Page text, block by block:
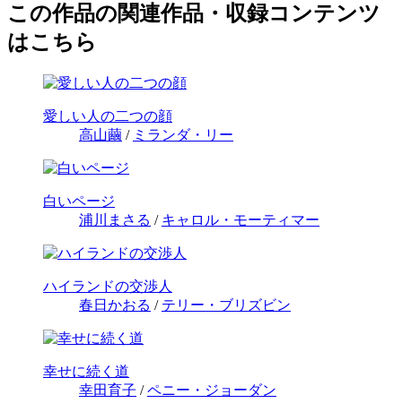
この作品の関連作品・収録コンテンツ
はこちら
愛しい人の二つの顔
高山繭 / ミランダ・リー
白いページ
浦川まさる / キャロル・モーティマー
ハイランドの交渉人
春日かおる / テリー・ブリズビン
幸せに続く道
幸田育子 /ペニー・ジョーダン